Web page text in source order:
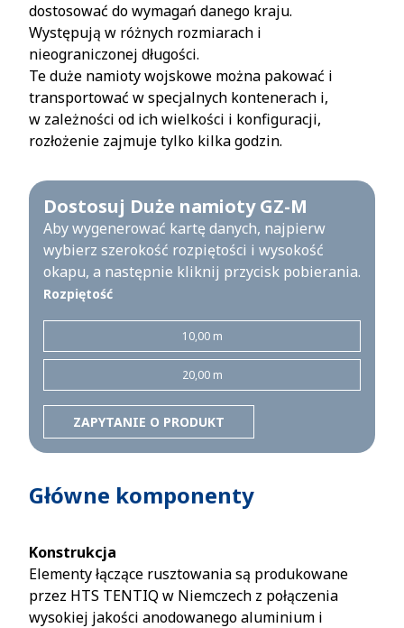
dostosować do wymagań danego kraju.
Występują w różnych rozmiarach i
nieograniczonej długości.
Te duże namioty wojskowe można pakować i
transportować w specjalnych kontenerach i,
w zależności od ich wielkości i konfiguracji,
rozłożenie zajmuje tylko kilka godzin.
Dostosuj Duże namioty GZ-M
Aby wygenerować kartę danych, najpierw
wybierz szerokość rozpiętości i wysokość
okapu, a następnie kliknij przycisk pobierania.
Rozpiętość
10,00 m
20,00 m
ZAPYTANIE O PRODUKT
Główne komponenty
Konstrukcja
Elementy łączące rusztowania są produkowane
przez HTS TENTIQ w Niemczech z połączenia
wysokiej jakości anodowanego aluminium i